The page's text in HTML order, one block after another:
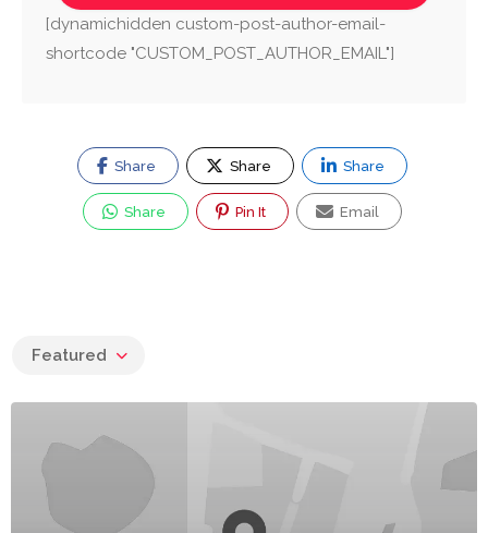
[dynamichidden custom-post-author-email-
shortcode "CUSTOM_POST_AUTHOR_EMAIL"]
Share Share Share
Share Pin It Email
Featured